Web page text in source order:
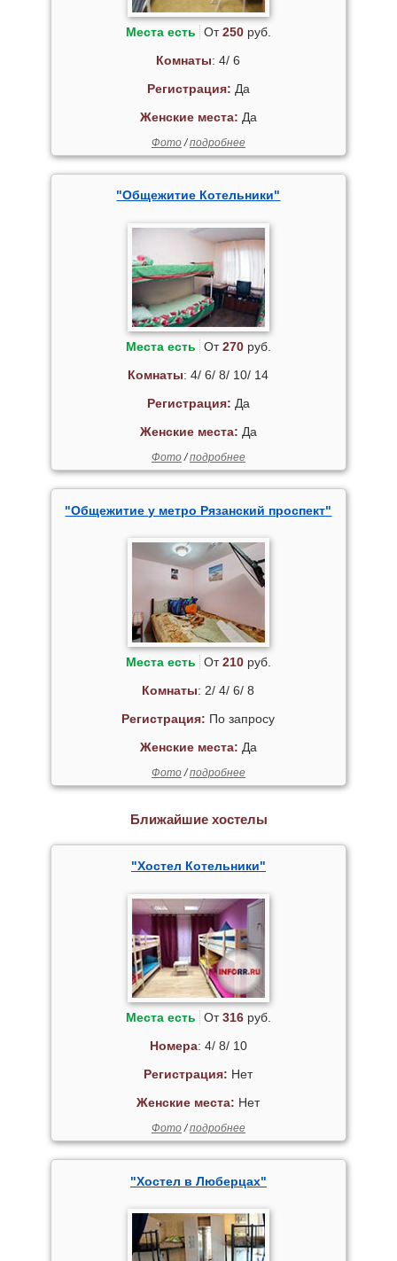
Места есть От250руб.
Комнаты: 4/ 6
Регистрация: Да
Женские места: Да
Фото/подробнее
"Общежитие Котельники"
Места есть От270руб.
Комнаты: 4/ 6/ 8/ 10/ 14
Регистрация: Да
Женские места: Да
Фото/подробнее
"Общежитие у метро Рязанский проспект"
Места есть От210руб.
Комнаты: 2/ 4/ 6/ 8
Регистрация: По запросу
Женские места: Да
Фото/подробнее
Ближайшие хостелы
"Хостел Котельники"
Места есть От316руб.
Номера: 4/ 8/ 10
Регистрация: Нет
Женские места: Нет
Фото/подробнее
"Хостел в Люберцах"